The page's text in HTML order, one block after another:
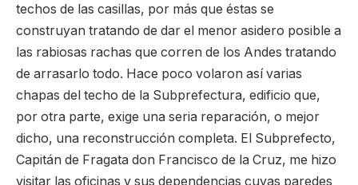
techos de las casillas, por más que éstas se
construyan tratando de dar el menor asidero posible a
las rabiosas rachas que corren de los Andes tratando
de arrasarlo todo. Hace poco volaron así varias
chapas del techo de la Subprefectura, edificio que,
por otra parte, exige una seria reparación, o mejor
dicho, una reconstrucción completa. El Subprefecto,
Capitán de Fragata don Francisco de la Cruz, me hizo
visitar las oficinas y sus dependencias cuyas paredes